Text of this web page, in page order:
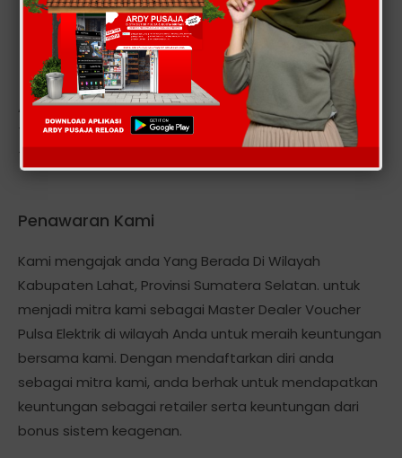
Alamat kantor kami berlokasi Di: DESA MEUNASAH
TINGKEUM-KECAMATAN MADAT-KABUPATEN ACEH
TIMUR-PROVINSI ACEH .
Penawaran Kami
Kami mengajak anda Yang Berada Di Wilayah
Kabupaten Lahat, Provinsi Sumatera Selatan. untuk
menjadi mitra kami sebagai Master Dealer Voucher
Pulsa Elektrik di wilayah Anda untuk meraih keuntungan
bersama kami. Dengan mendaftarkan diri anda
sebagai mitra kami, anda berhak untuk mendapatkan
keuntungan sebagai retailer serta keuntungan dari
bonus sistem keagenan.